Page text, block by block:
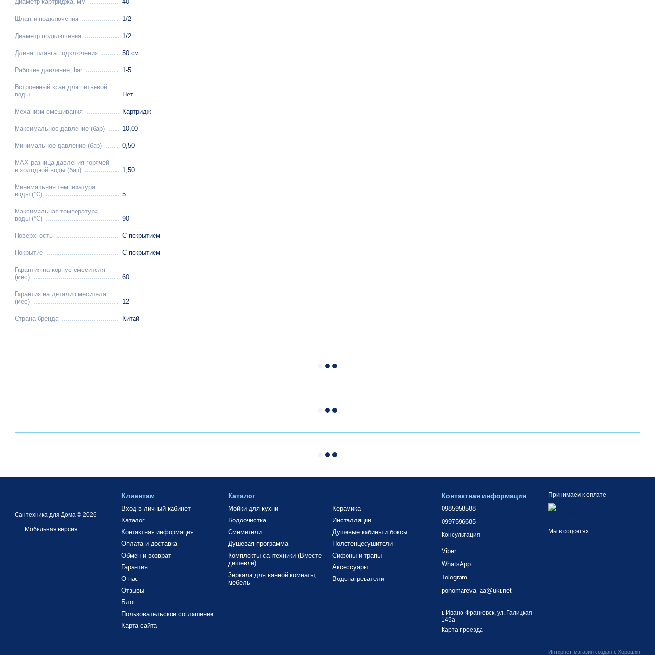
Диаметр картриджа, мм 40
Шланги подключения 1/2
Диаметр подключения 1/2
Длина шланга подключения 50 см
Рабочее давление, bar 1-5
Встроенный кран для питьевой
воды
Нет
Механизм смешивания Картридж
Максимальное давление (бар) 10,00
Минимальное давление (бар) 0,50
MAX разница давления горячей
и холодной воды (бар)
1,50
Минимальная температура
воды (°C)
5
Максимальная температура
воды (°C)
90
Поверхность С покрытием
Покрытие С покрытием
Гарантия на корпус смесителя
(мес)
60
Гарантия на детали смесителя
(мес)
12
Страна бренда Китай
Сантехника для Дома © 2026
Мобильная версия
Клиентам
Вход в личный кабинет
Каталог
Контактная информация
Оплата и доставка
Обмен и возврат
Гарантия
О нас
Отзывы
Блог
Пользовательское соглашение
Карта сайта
Каталог
Мойки для кухни
Водоочистка
Смемители
Душевая программа
Комплекты сантехники (Вместе
дешевле)
Зеркала для ванной комнаты,
мебель
Керамика
Инсталляции
Душевые кабины и боксы
Полотенцесушители
Сифоны и трапы
Аксессуары
Водонагреватели
Контактная информация
0985958588
0997596685
Консультация
Viber
WhatsApp
Telegram
ponomareva_aa@ukr.net
г. Ивано-Франковск, ул. Галицкая
145а
Карта проезда
Принимаем к оплате
Мы в соцсетях
Интернет-магазин создан с Хорошоп